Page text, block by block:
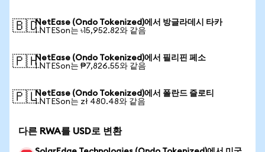
🇧🇩NetEase (Ondo Tokenized)에서 방글라데시 타카
1 NTESon는 ৳15,952.82와 같음
🇵🇭NetEase (Ondo Tokenized)에서 필리핀 페소
1 NTESon는 ₱7,826.55와 같음
🇵🇱NetEase (Ondo Tokenized)에서 폴란드 즐로티
1 NTESon는 zł 480.48와 같음
다른 RWA를 USD로 변환